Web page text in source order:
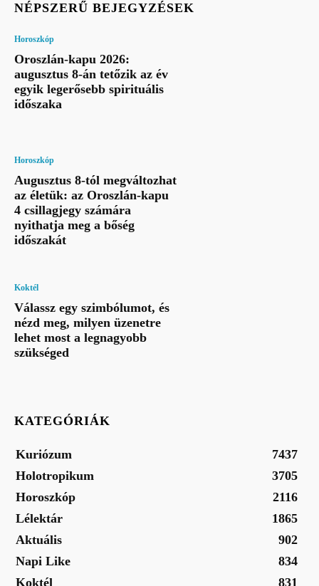
NÉPSZERŰ BEJEGYZÉSEK
Horoszkóp
Oroszlán-kapu 2026:
augusztus 8-án tetőzik az év
egyik legerősebb spirituális
időszaka
Horoszkóp
Augusztus 8-tól megváltozhat
az életük: az Oroszlán-kapu
4 csillagjegy számára
nyithatja meg a bőség
időszakát
Koktél
Válassz egy szimbólumot, és
nézd meg, milyen üzenetre
lehet most a legnagyobb
szükséged
KATEGÓRIÁK
Kuriózum
7437
Holotropikum
3705
Horoszkóp
2116
Lélektár
1865
Aktuális
902
Napi Like
834
Koktél
831